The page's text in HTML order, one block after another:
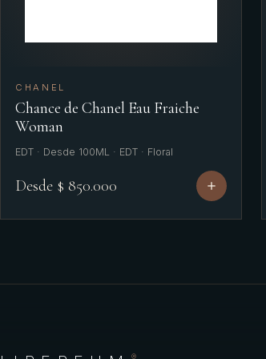
CHANEL
Chance de Chanel Eau Fraiche
Woman
EDT · Desde 100ML · EDT · Floral
Desde $ 850.000